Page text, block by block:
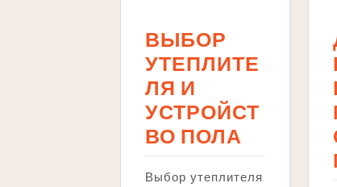
ВЫБОР
УТЕПЛИТЕ
ЛЯ И
УСТРОЙСТ
ВО ПОЛА
Выбор утеплителя